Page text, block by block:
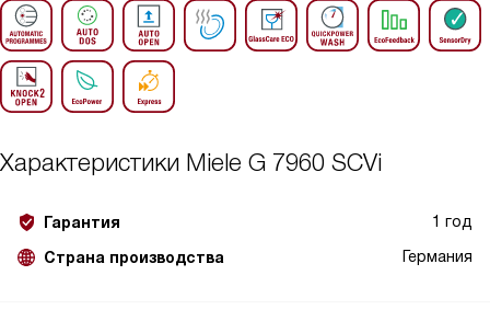
Характеристики Miele G 7960 SCVi
Гарантия 1 год
Страна производства Германия